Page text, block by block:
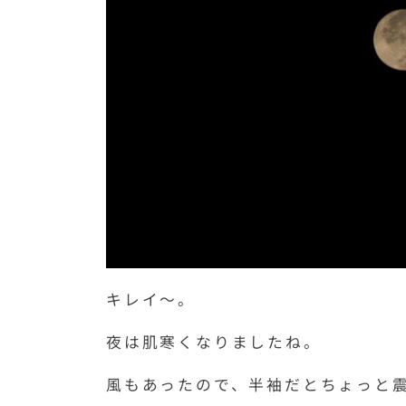
キレイ～。
夜は肌寒くなりましたね。
風もあったので、半袖だとちょっと